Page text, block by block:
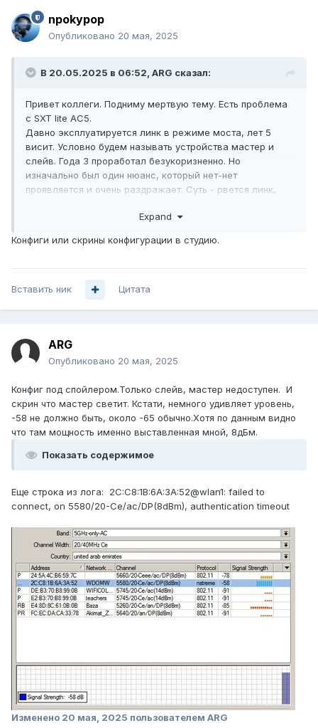
npokypop
Опубликовано 20 мая, 2025
В 20.05.2025 в 06:52, ARG сказал:
Привет коллеги. Подниму мертвую тему. Есть проблема
с SXT lite AC5.
Давно эксплуатируется линк в режиме моста, лет 5
висит. Условно будем называть устройства мастер и
слейв. Года 3 проработал безукоризненно. Но
изначально был один нюанс, который нет-нет
проявляется и очень раздражает. Суть - рвется линк,
списке сканируемых появляется масса сетей, в том
Выбираю его, жму connect - а черта с два, бесконечно
а может и нет. Рестарт слейва не помогает, мастер
предусматривает, это как правило 100% поднимает сеть.
Но все-таки хотелось бы понять в чем проблема. Отмечу,
эти микротики не всегда с первого раза стыкуются.
Протокол nstreme
Expand
Конфиги или скрины конфигурации в студию.
Вставить ник Цитата
ARG
Опубликовано 20 мая, 2025
Конфиг под спойлером.Только слейв, мастер недоступен. И
скрин что мастер светит. Кстати, немного удивляет уровень,
-58 не должно быть, около -65 обычно.Хотя по данным видно
что там мощность именно выставленная мной, 8дБм.
Показать содержимое
Еще строка из лога: 2C:C8:1B:6A:3A:52@wlan1: failed to
connect, on 5580/20-Ce/ac/DP(8dBm), authentication timeout
Изменено 20 мая, 2025 пользователем ARG